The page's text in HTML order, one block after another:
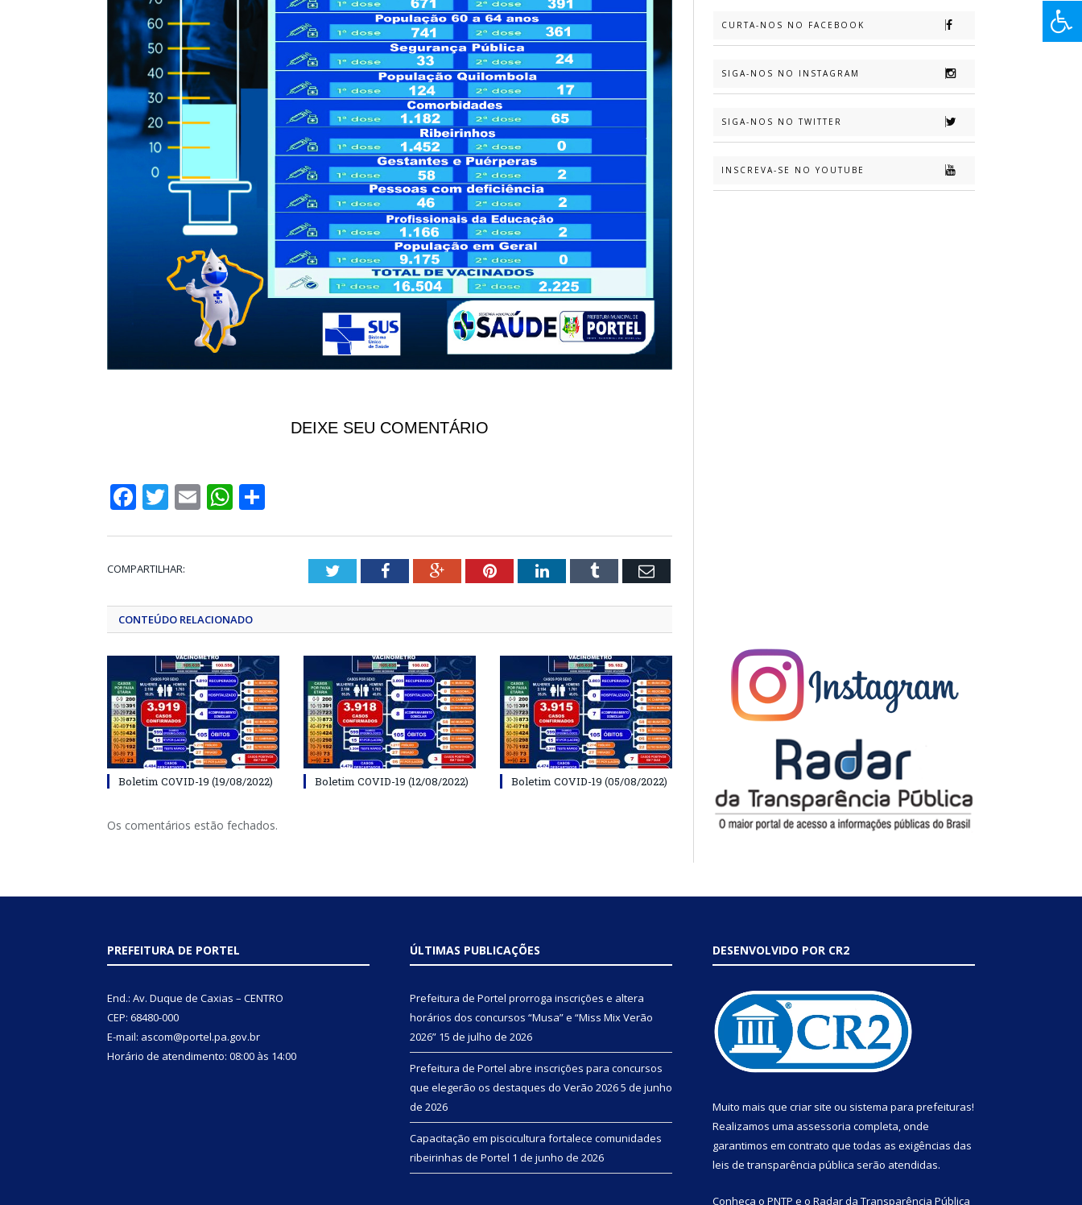
DEIXE SEU COMENTÁRIO
Facebook
Twitter
EmailWhatsApp
COMPARTILHAR: TwitterFacebookGoogle+PinterestLinkedInTumblr Email
CONTEÚDO RELACIONADO
Boletim COVID-19 (19/08/2022) Boletim COVID-19 (12/08/2022) Boletim COVID-19 (05/08/2022)
Os comentários estão fechados.
CURTA-NOS NO FACEBOOK
SIGA-NOS NO INSTAGRAM
SIGA-NOS NO TWITTER
INSCREVA-SE NO YOUTUBE
PREFEITURA DE PORTEL
End.: Av. Duque de Caxias – CENTRO
CEP: 68480-000
E-mail: ascom@portel.pa.gov.br
Horário de atendimento: 08:00 às 14:00
ÚLTIMAS PUBLICAÇÕES
Prefeitura de Portel prorroga inscrições e altera
horários dos concursos “Musa” e “Miss Mix Verão
2026” 15 de julho de 2026
Prefeitura de Portel abre inscrições para concursos
que elegerão os destaques do Verão 20265 de junho
de 2026
Capacitação em piscicultura fortalece comunidades
ribeirinhas de Portel 1 de junho de 2026
DESENVOLVIDO POR CR2
Muito mais que criar site ou sistema para prefeituras!
Realizamos uma assessoria completa, onde
garantimos em contrato que todas as exigências das
leis de transparência pública serão atendidas.
Conheça o PNTP e o Radar da Transparência Pública